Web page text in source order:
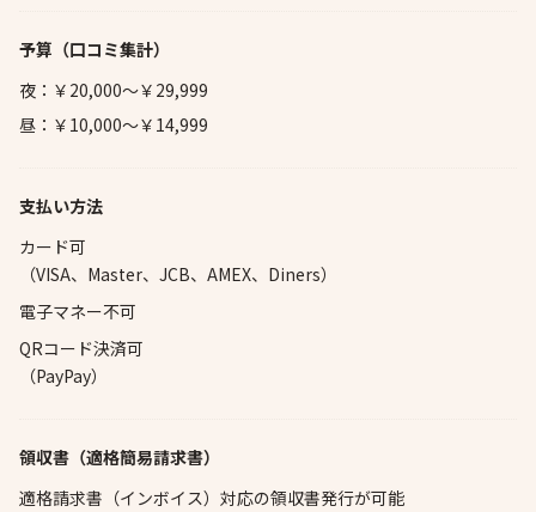
予算 （口コミ集計）
夜：￥20,000～￥29,999
昼：￥10,000～￥14,999
支払い方法
カード可
（VISA、Master、JCB、AMEX、Diners）
電子マネー不可
QRコード決済可
（PayPay）
領収書（適格簡易請求書）
適格請求書（インボイス）対応の領収書発行が可能